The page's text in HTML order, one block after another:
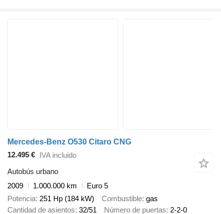
Mercedes-Benz O530 Citaro CNG
12.495 € IVA incluido
Autobús urbano
2009
1.000.000 km
Euro 5
Potencia 251 Hp (184 kW) Combustible gas
Cantidad de asientos 32/51 Número de puertas 2-2-0